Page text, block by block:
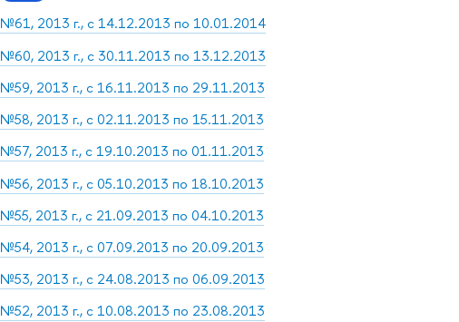
№61, 2013 г., с 14.12.2013 по 10.01.2014
№60, 2013 г., с 30.11.2013 по 13.12.2013
№59, 2013 г., с 16.11.2013 по 29.11.2013
№58, 2013 г., с 02.11.2013 по 15.11.2013
№57, 2013 г., с 19.10.2013 по 01.11.2013
№56, 2013 г., с 05.10.2013 по 18.10.2013
№55, 2013 г., с 21.09.2013 по 04.10.2013
№54, 2013 г., с 07.09.2013 по 20.09.2013
№53, 2013 г., с 24.08.2013 по 06.09.2013
№52, 2013 г., с 10.08.2013 по 23.08.2013